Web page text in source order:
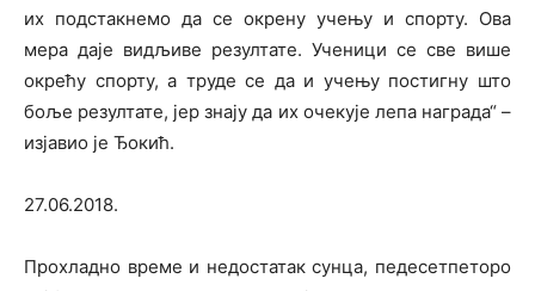
их подстакнемо да се окрену учењу и спорту. Ова
мера даје видљиве резултате. Ученици се све више
окрећу спорту, а труде се да и учењу постигну што
боље резултате, јер знају да их очекује лепа награда“ –
изјавио је Ђокић.
27.06.2018.
Прохладно време и недостатак сунца, педесетпеторо